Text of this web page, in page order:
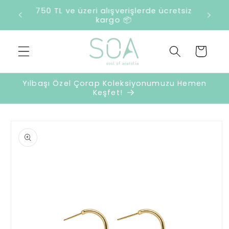
İçeriğe
atla
Sepet
Yılbaşı Özel Çorap Koleksiyonumuzu Hemen
Keşfet!
bilgisine
atla